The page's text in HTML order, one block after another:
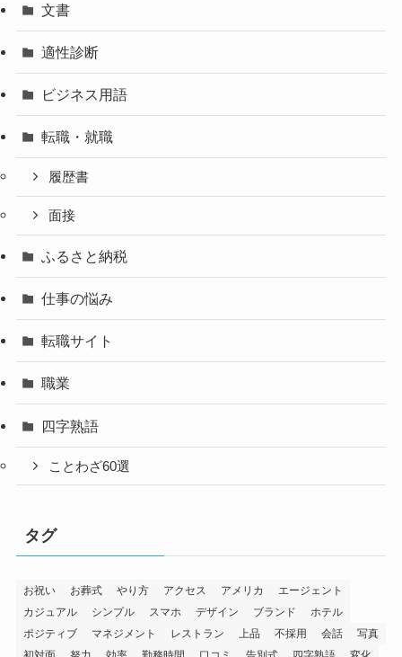
文書
適性診断
ビジネス用語
転職・就職
履歴書
面接
ふるさと納税
仕事の悩み
転職サイト
職業
四字熟語
ことわざ60選
タグ
お祝い お葬式 やり方 アクセス アメリカ
エージェント
カジュアル
シンプル スマホ デザイン ブランド
ホテル
ポジティブ
マネジメント レストラン 上品 不採用 会話
写真